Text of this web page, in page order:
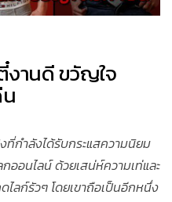
งานดี ขวัญใจ
กำลังได้รับกระแสความนิยม
ออนไลน์ ด้วยเสน่ห์ความเท่และ
ลก์รัวๆ โดยเขาถือเป็นอีกหนึ่ง